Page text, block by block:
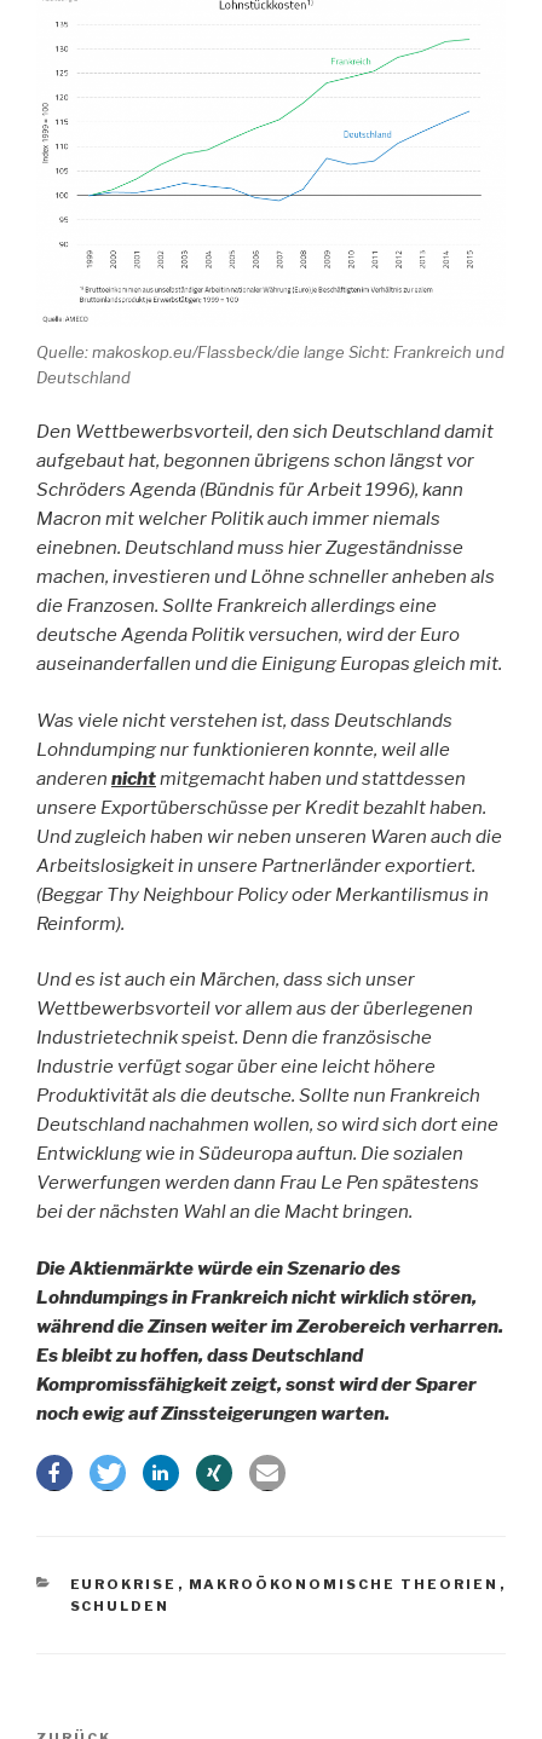
Quelle: makoskop.eu/Flassbeck/die lange Sicht: Frankreich und
Deutschland
Den Wettbewerbsvorteil, den sich Deutschland damit
aufgebaut hat, begonnen übrigens schon längst vor
Schröders Agenda (Bündnis für Arbeit 1996), kann
Macron mit welcher Politik auch immer niemals
einebnen. Deutschland muss hier Zugeständnisse
machen, investieren und Löhne schneller anheben als
die Franzosen. Sollte Frankreich allerdings eine
deutsche Agenda Politik versuchen, wird der Euro
auseinanderfallen und die Einigung Europas gleich mit.
Was viele nicht verstehen ist, dass Deutschlands
Lohndumping nur funktionieren konnte, weil alle
anderen nichtmitgemacht haben und stattdessen
unsere Exportüberschüsse per Kredit bezahlt haben.
Und zugleich haben wir neben unseren Waren auch die
Arbeitslosigkeit in unsere Partnerländer exportiert.
(Beggar Thy Neighbour Policy oder Merkantilismus in
Reinform).
Und es ist auch ein Märchen, dass sich unser
Wettbewerbsvorteil vor allem aus der überlegenen
Industrietechnik speist. Denn die französische
Industrie verfügt sogar über eine leicht höhere
Produktivität als die deutsche. Sollte nun Frankreich
Deutschland nachahmen wollen, so wird sich dort eine
Entwicklung wie in Südeuropa auftun. Die sozialen
Verwerfungen werden dann Frau Le Pen spätestens
bei der nächsten Wahl an die Macht bringen.
Die Aktienmärkte würde ein Szenario des
Lohndumpings in Frankreich nicht wirklich stören,
während die Zinsen weiter im Zerobereich verharren.
Es bleibt zu hoffen, dass Deutschland
Kompromissfähigkeit zeigt, sonst wird der Sparer
noch ewig auf Zinssteigerungen warten.
KATEGORIEN
EUROKRISE , MAKROÖKONOMISCHE THEORIEN ,
SCHULDEN
Beitragsnavigation